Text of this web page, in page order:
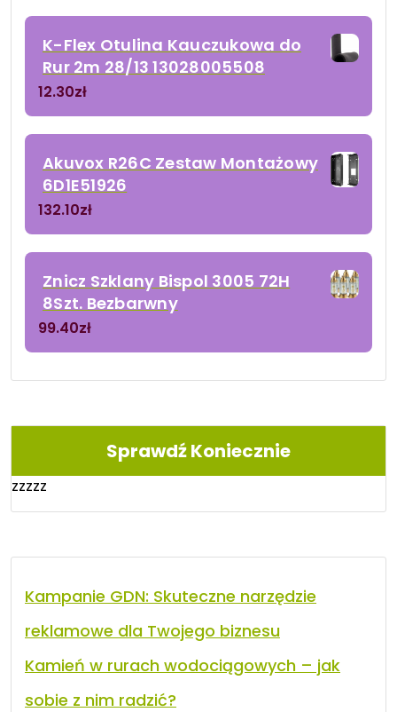
K-Flex Otulina Kauczukowa do
Rur 2m 28/13 13028005508
12.30zł
Akuvox R26C Zestaw Montażowy
6D1E51926
132.10zł
Znicz Szklany Bispol 3005 72H
8Szt. Bezbarwny
99.40zł
Sprawdź Koniecznie
zzzzz
Kampanie GDN: Skuteczne narzędzie
reklamowe dla Twojego biznesu
Kamień w rurach wodociągowych – jak
sobie z nim radzić?